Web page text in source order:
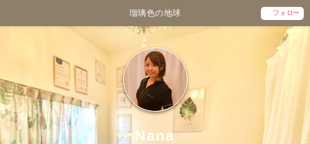
瑠璃色の地球 フォロー
Nana